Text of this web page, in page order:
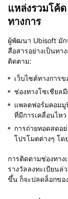
แหล่งรวมโค้
ทางการ
ผู้พัฒนา Ubisoft มัก
สื่อสารอย่างเป็นทา
ติดตาม:
เว็บไซต์ทางการ
ช่องทางโซเชียลมี
แพลตฟอร์มคอมมู
ที่มีการเคลื่อนไหว
การถ่ายทอดสดอ
โปรโมตต่างๆ โด
การติดตามช่องทาง
รางวัลลงทะเบียนล่
ขึ้น ก็จะปลดล็อกขอ